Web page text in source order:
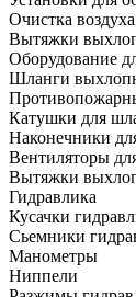
Очистка воздуха
Вытяжки
Оборудование
Шланги
Катушки для
Наконечники
Вентиляторы
Вытяжки
Гидравлика
Кусачки
Сьемники
Манометры
Ниппели